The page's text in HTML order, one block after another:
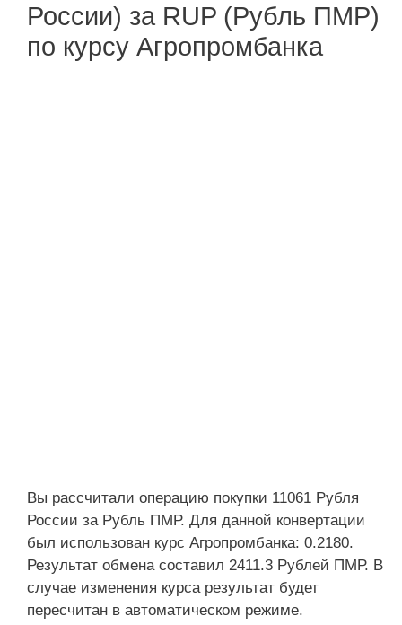
России) за RUP (Рубль ПМР)
по курсу Агропромбанка
Вы рассчитали операцию покупки 11061 Рубля
России за Рубль ПМР. Для данной конвертации
был использован курс Агропромбанка: 0.2180.
Результат обмена составил 2411.3 Рублей ПМР. В
случае изменения курса результат будет
пересчитан в автоматическом режиме.